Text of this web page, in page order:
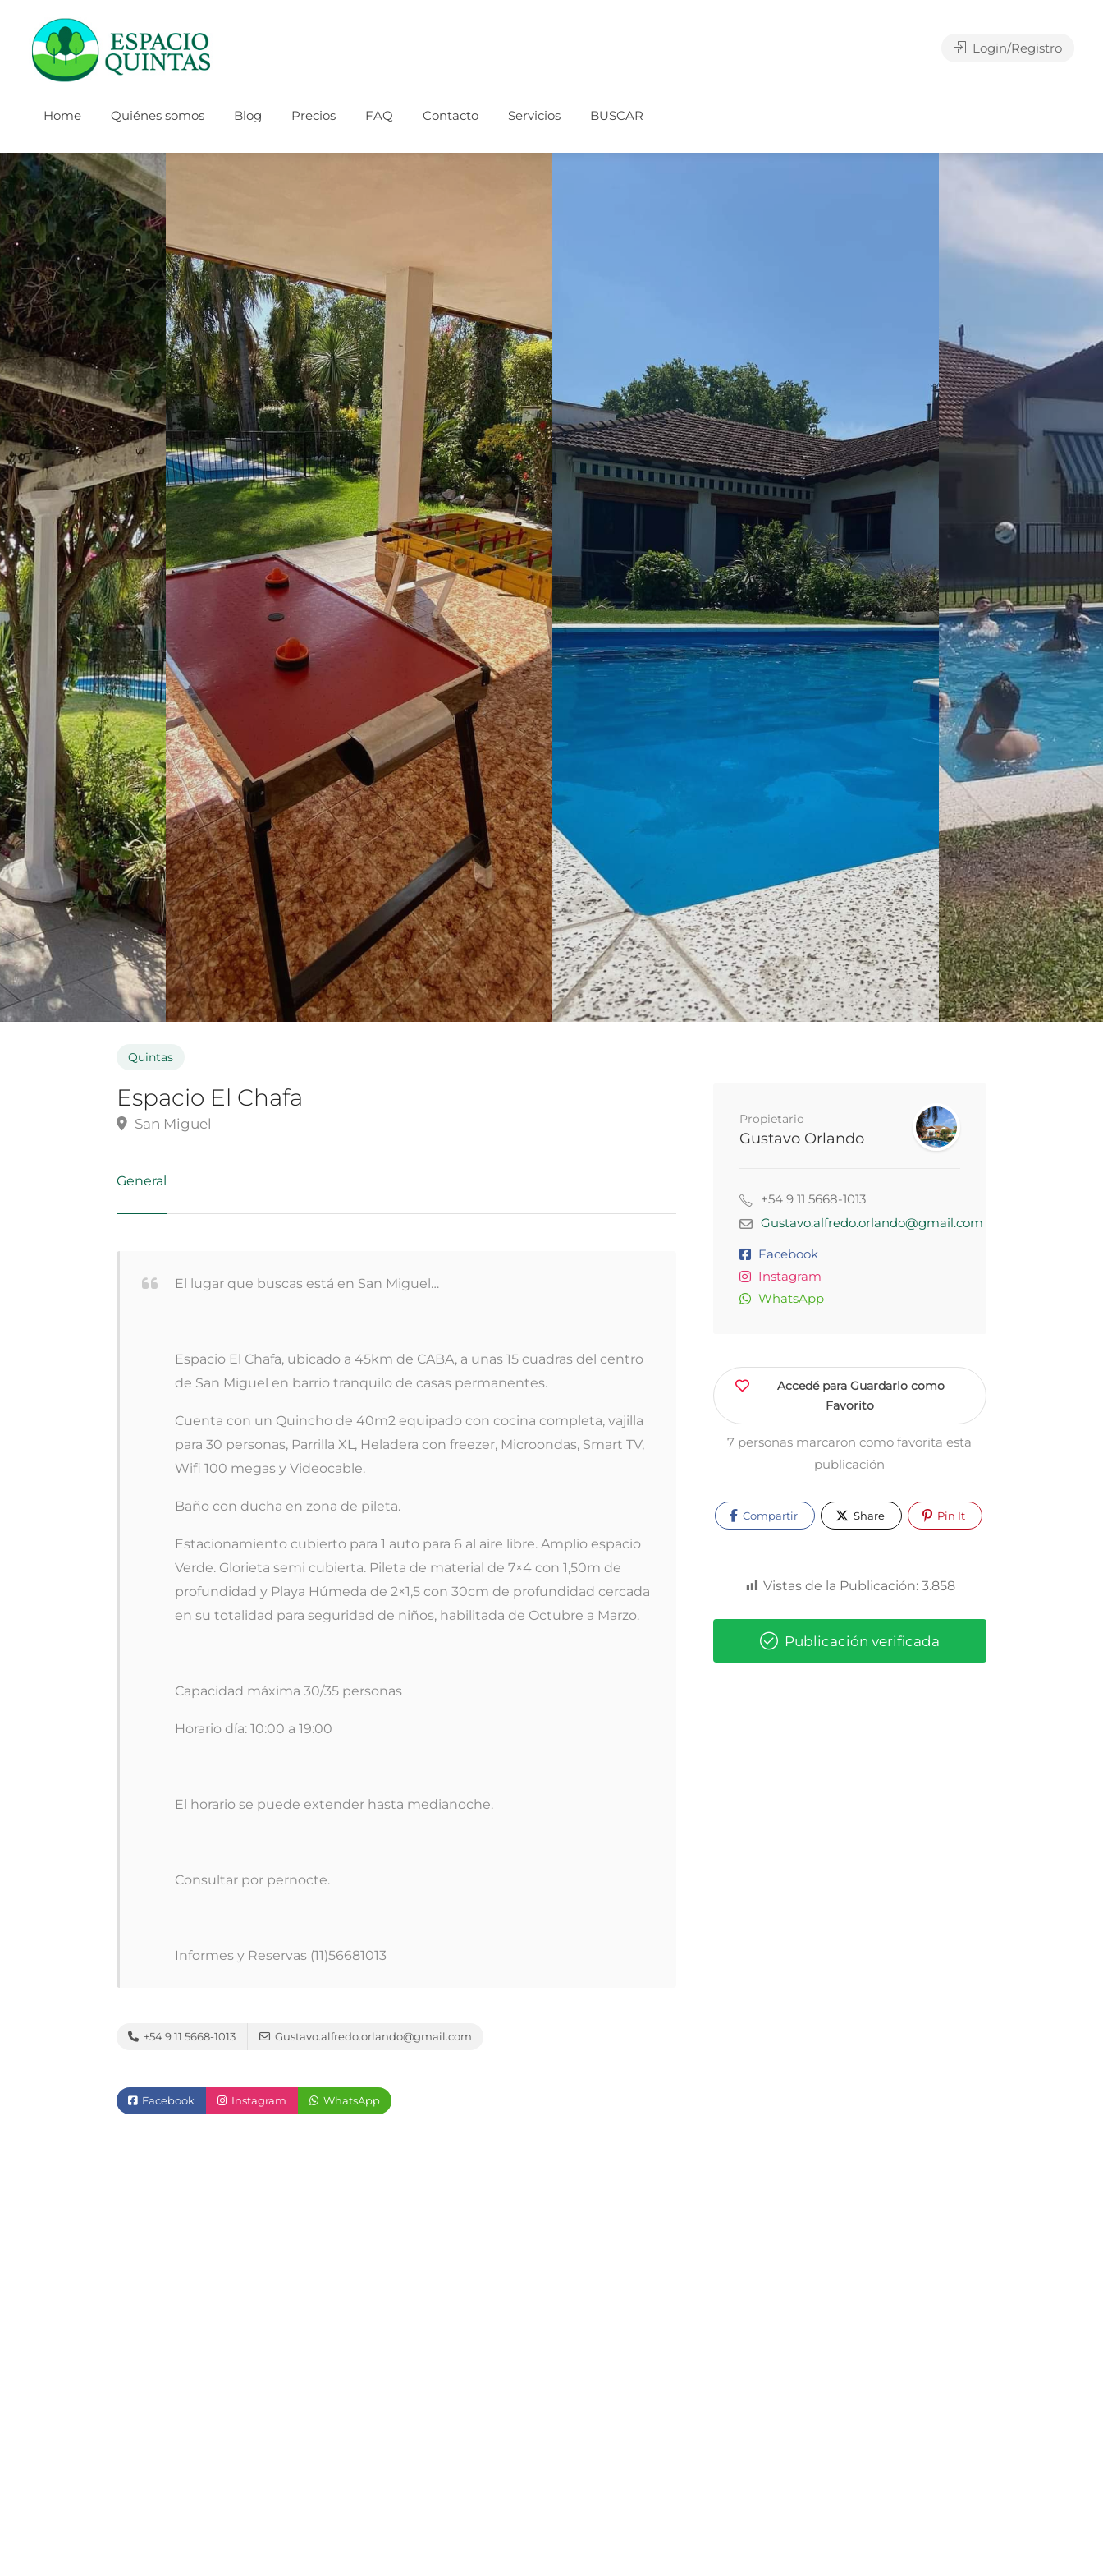
Home Quiénes somos Blog Precios FAQ Contacto Servicios BUSCAR
Login/Registro
Propietario
Gustavo Orlando
+54 9 11 5668-1013
Gustavo.alfredo.orlando@gmail.com
Facebook
Instagram
WhatsApp
Accedé para Guardarlo como
Favorito
7 personas marcaron como favorita esta
publicación
Compartir Share Pin It
Vistas de la Publicación: 3.858
Publicación verificada
Quintas
Espacio El Chafa
San Miguel
General
El lugar que buscas está en San Miguel…
Espacio El Chafa, ubicado a 45km de CABA, a unas 15 cuadras del centro
de San Miguel en barrio tranquilo de casas permanentes.
Cuenta con un Quincho de 40m2 equipado con cocina completa, vajilla
para 30 personas, Parrilla XL, Heladera con freezer, Microondas, Smart TV,
Wifi 100 megas y Videocable.
Baño con ducha en zona de pileta.
Estacionamiento cubierto para 1 auto para 6 al aire libre. Amplio espacio
Verde. Glorieta semi cubierta. Pileta de material de 7×4 con 1,50m de
profundidad y Playa Húmeda de 2×1,5 con 30cm de profundidad cercada
en su totalidad para seguridad de niños, habilitada de Octubre a Marzo.
Capacidad máxima 30/35 personas
Horario día: 10:00 a 19:00
El horario se puede extender hasta medianoche.
Consultar por pernocte.
Informes y Reservas (11)56681013
+54 9 11 5668-1013 Gustavo.alfredo.orlando@gmail.com
Facebook Instagram WhatsApp